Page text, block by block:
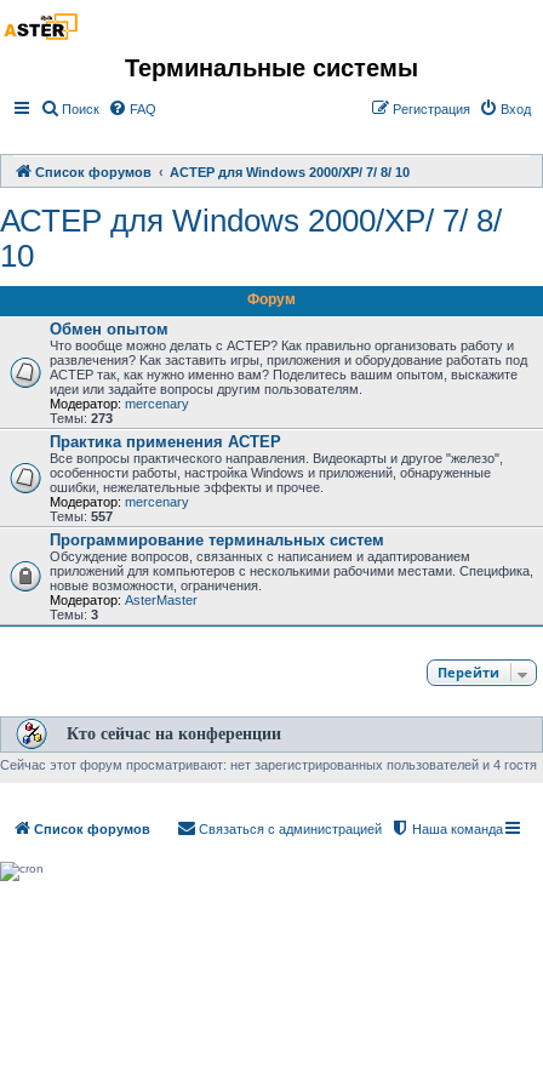
Терминальные системы
Поиск FAQ Вход
Регистрация
Список форумов АСТЕР для Windows 2000/XP/ 7/ 8/ 10
АСТЕР для Windows 2000/XP/ 7/ 8/
10
Форум
Обмен опытом
Что вообще можно делать с АСТЕР? Как правильно организовать работу и
развлечения? Kак заставить игры, приложения и оборудование работать под
АСТЕР так, как нужно именно вам? Поделитесь вашим опытом, выскажите
идеи или задайте вопросы другим пользователям.
Модератор: mercenary
Темы: 273
Практика применения АСТЕР
Все вопросы практического направления. Видеокарты и другое "железо",
особенности работы, настройка Windows и приложений, обнаруженные
ошибки, нежелательные эффекты и прочее.
Модератор: mercenary
Темы: 557
Программирование терминальных систем
Обсуждение вопросов, связанных с написанием и адаптированием
приложений для компьютеров с несколькими рабочими местами. Специфика,
новые возможности, ограничения.
Модератор: AsterMaster
Темы: 3
Перейти
Кто сейчас на конференции
Сейчас этот форум просматривают: нет зарегистрированных пользователей и 4 гостя
Список форумов Наша команда
Связаться с администрацией